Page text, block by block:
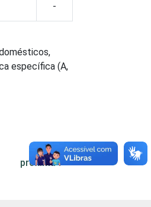
-
específica (A,
próxima